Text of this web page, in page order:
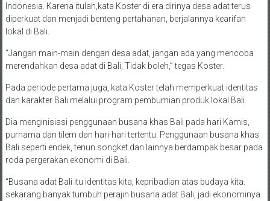
Indonesia. Karena itulah,kata Koster di era dirinya desa adat terus
diperkuat dan menjadi benteng pertahanan, berjalannya kearifan
lokal di Bali.
“Jangan main-main dengan desa adat, jangan ada yang mencoba
merendahkan desa adat di Bali, Tidak boleh,” tegas Koster.
Pada periode pertama juga, kata Koster telah memperkuat identitas
dan karakter Bali melalui program pembumian produk lokal Bali.
Dia menginisiasi penggunaan busana khas Bali pada hari Kamis,
purnama dan tilem dan hari-hari tertentu. Penggunaan busana khas
Bali seperti endek, tenun songket dan lainnya berdampak besar pada
roda pergerakan ekonomi di Bali.
“Busana adat Bali itu identitas kita, kepribadian atas budaya kita.
sekarang banyak tumbuh perajin busana adat Bali, jadi ekonominya